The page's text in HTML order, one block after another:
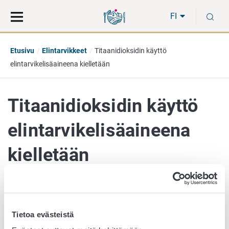
Tietoa evästeistä
suoraan
sisältöön
koko
sivuston
FI
Etusivu Elintarvikkeet
Titaanidioksidin käyttö
elintarvikelisäaineena kielletään
Titaanidioksidin käyttö
elintarvikelisäaineena
kielletään
21. tammikuuta 2022